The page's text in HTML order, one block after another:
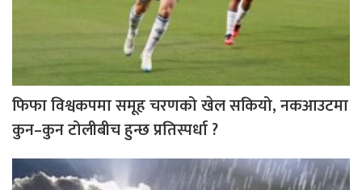
फिफा विश्वकपमा समूह चरणको खेल सकियो, नकआउटमा
कुन–कुन टोलीबीच हुन्छ प्रतिस्पर्धा ?